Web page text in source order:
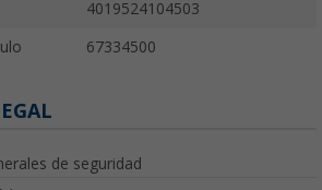
4019524104503
67334500
de seguridad